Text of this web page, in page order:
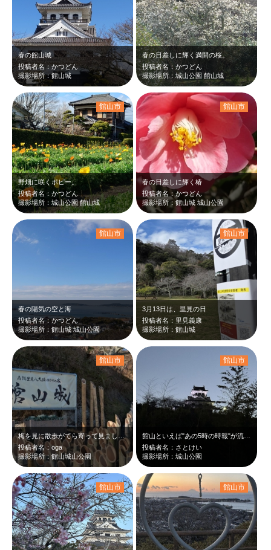
春の館山城
投稿者名：かつどん
撮影場所：館山城
春の日差しに輝く満開の桜。
投稿者名：かつどん
撮影場所：城山公園 館山城
野畑に咲くポピー。
投稿者名：かつどん
撮影場所：城山公園 館山城
館山市
春の日差しに輝く椿
投稿者名：かつどん
撮影場所：館山城 城山公園
館山市
春の陽気の空と海
投稿者名：かつどん
撮影場所：館山城 城山公園
館山市
3月13日は、里見の日
投稿者名：里見義康
撮影場所：館山城
館山市
梅を見に散歩がてら寄って見ました。竹あかりは夕方からライトアップするようです☺️
投稿者名：oga
撮影場所：館山城山公園
館山市
館山といえば"あの5時の時報"が流れるころ、館山城のライトアップが始まる。トワ…
投稿者名：さとけい
撮影場所：城山公園
館山市
館山市 館山市